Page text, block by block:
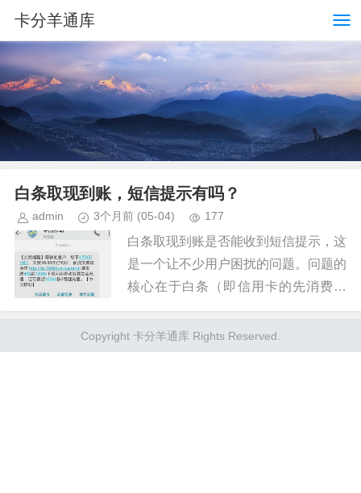
卡分羊通库
白条取现到账，短信提示有吗？
admin 3个月前 (05-04) 177
白条取现到账是否能收到短信提示，这
是一个让不少用户困扰的问题。问题的
核心在于白条（即信用卡的先消费后
质的区别。传统转账通常会经过银行系
统实时确认和资金划转，因此能收到...
Copyright 卡分羊通库 Rights Reserved.